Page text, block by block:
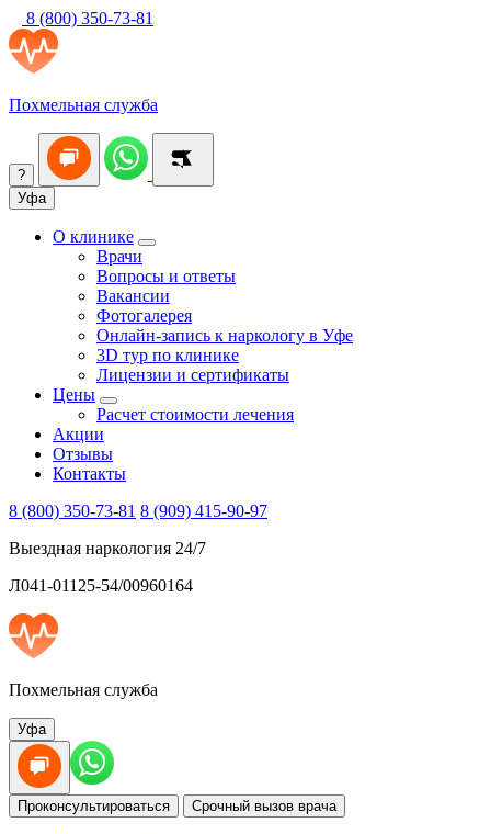
8 (800) 350-73-81
Похмельная служба
?
Уфа
О клинике
Врачи
Вопросы и ответы
Вакансии
Фотогалерея
Онлайн-запись к наркологу в Уфе
3D тур по клинике
Лицензии и сертификаты
Цены
Расчет стоимости лечения
Акции
Отзывы
Контакты
8 (800) 350-73-81 8 (909) 415-90-97
Выездная наркология 24/7
Л041-01125-54/00960164
Похмельная служба
Уфа
Проконсультироваться Срочный вызов врача